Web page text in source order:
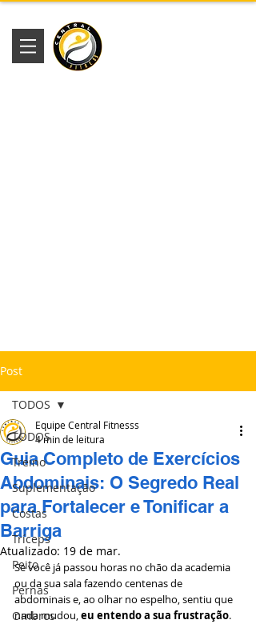
Post
TODOS
Treino
Suplementação
Costas
Tríceps
Peito
Pernas
Ombros
TODOS
Guia Completo de Exercícios
Abdominais: O Segredo Real
para Fortalecer e Tonificar a
Barriga
Equipe Central Fitnesss
4 min de leitura
Atualizado: 19 de mar.
Se você já passou horas no chão da academia
ou da sua sala fazendo centenas de
abdominais e, ao olhar no espelho, sentiu que
nada mudou, eu entendo a sua frustração.